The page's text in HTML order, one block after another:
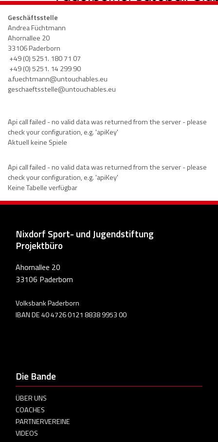
Geschäftsstelle
Andrea Füchtmann
Ahornallee 20
33106 Paderborn
+49 (0) 5251. 180 71 07
+49 (0) 5251. 14 299 90
a.fuechtmann@untouchables.eu
geschaeftsstelle@untouchables.eu
Api call failed - no valid data was returned from the server - please
check your configuration, e.g. 'apiKey'
Aktuell keine Spiele
Api call failed - no valid data was returned from the server - please
check your configuration, e.g. 'apiKey'
Keine Tabelle verfügbar
Nixdorf Sport- und Jugendstiftung
Projektbüro
Ahornallee 20
33106 Paderborn
Volksbank Paderborn
IBAN DE 40 4726 0121 8838 9953 00
Die Bande
ÜBER UNS
COACHES
PARTNERVEREINE
VIDEOS